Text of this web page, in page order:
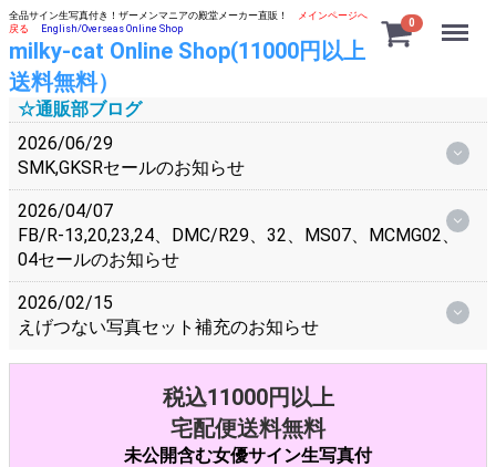
全品サイン生写真付き！ザーメンマニアの殿堂メーカー直販！ メインページへ
戻る
English/Overseas Online Shop
milky-cat Online Shop(11000円以上
送料無料）
☆通販部ブログ
2026/06/29
SMK,GKSRセールのお知らせ
2026/04/07
FB/R-13,20,23,24、DMC/R29、32、MS07、MCMG02、
04セールのお知らせ
2026/02/15
えげつない写真セット補充のお知らせ
0 Menu
税込11000円以上
宅配便送料無料
未公開含む女優サイン生写真付